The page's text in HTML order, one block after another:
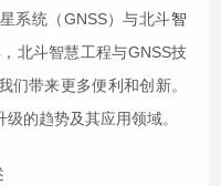
系统（GNSS）与北斗智
北斗智慧工程与GNSS技
们带来更多便利和创新。
的趋势及其应用领域。